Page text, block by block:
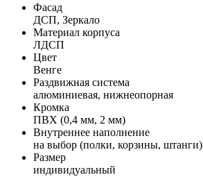
Фасад
ДСП, Зеркало
Материал корпуса
ЛДСП
Цвет
Венге
Раздвижная система
алюминиевая, нижнеопорная
Кромка
ПВХ (0,4 мм, 2 мм)
Внутреннее наполнение
на выбор (полки, корзины, штанги)
Размер
индивидуальный